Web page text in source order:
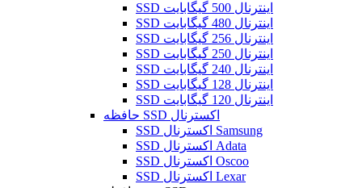
SSD اینترنال 500 گیگابایت
SSD اینترنال 480 گیگابایت
SSD اینترنال 256 گیگابایت
SSD اینترنال 250 گیگابایت
SSD اینترنال 240 گیگابایت
SSD اینترنال 128 گیگابایت
SSD اینترنال 120 گیگابایت
حافظه SSD اکسترنال
SSD اکسترنال Samsung
SSD اکسترنال Adata
SSD اکسترنال Oscoo
SSD اکسترنال Lexar